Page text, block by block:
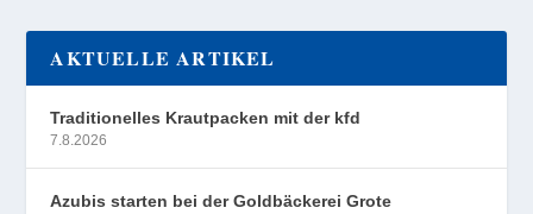
AKTUELLE ARTIKEL
Traditionelles Krautpacken mit der kfd
7.8.2026
Azubis starten bei der Goldbäckerei Grote